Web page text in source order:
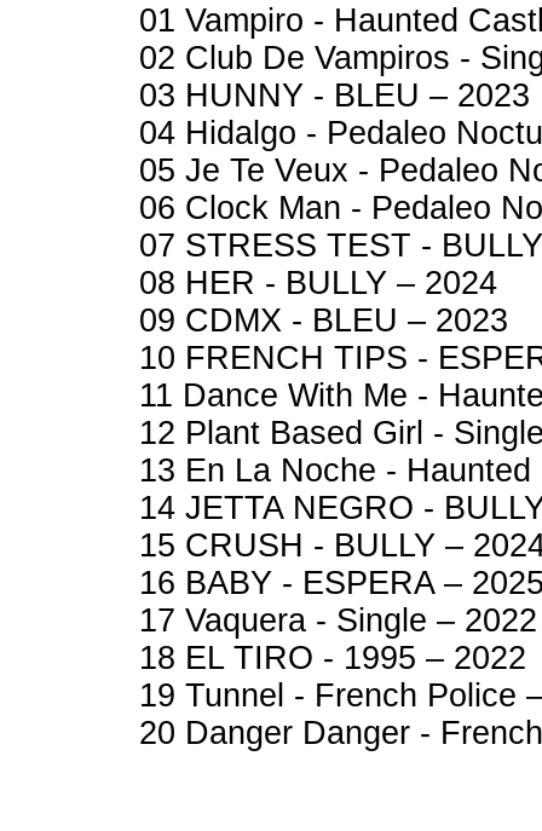
01 Vampiro - Haunted
02 Club De Vampiros -
03 HUNNY - BLEU – 2023
04 Hidalgo - Pedaleo
05 Je Te Veux - Pedaleo
06 Clock Man - Pedaleo
07 STRESS TEST -
08 HER - BULLY – 2024
09 CDMX - BLEU – 2023
10 FRENCH TIPS -
11 Dance With Me -
12 Plant Based Girl -
13 En La Noche -
14 JETTA NEGRO -
15 CRUSH - BULLY –
16 BABY - ESPERA –
17 Vaquera - Single – 2022
18 EL TIRO - 1995 – 2022
19 Tunnel - French Police
20 Danger Danger -